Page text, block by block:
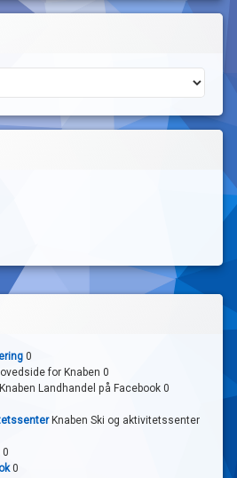
0
for Knaben 0
Knaben Landhandel på Facebook 0
Knaben Ski og aktivitetssenter
0
0